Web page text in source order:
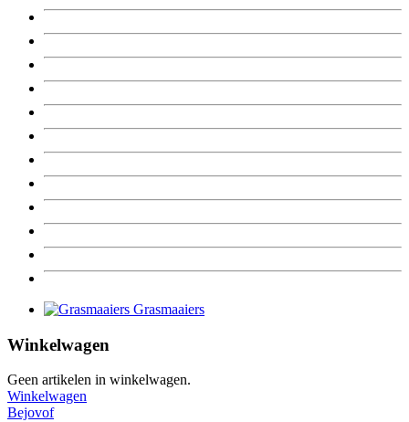
Grasmaaiers
Winkelwagen
Geen artikelen in winkelwagen.
Winkelwagen
Bejovof